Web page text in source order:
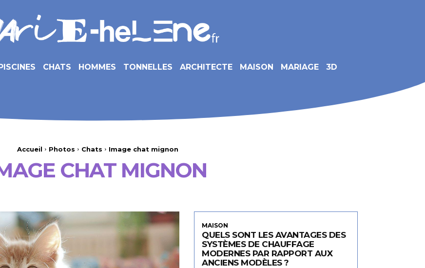
CHATS HOMMES TONNELLES ARCHITECTE MAISON MARIAGE 3D
Accueil Photos Chats Image chat mignon
CHAT MIGNON
MAISON
QUELS SONT LES AVANTAGES DES
SYSTÈMES DE CHAUFFAGE
MODERNES PAR RAPPORT AUX
ANCIENS MODÈLES ?